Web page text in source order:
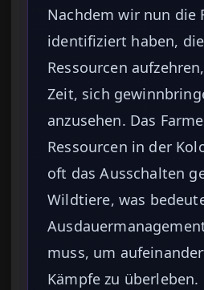
Nachdem wir nun die
identifiziert haben,
Ressourcen
Zeit, sich
anzusehen. Das
Ressourcen in der
oft das Ausschalten
Wildtiere, was
muss, um
Kämpfe zu